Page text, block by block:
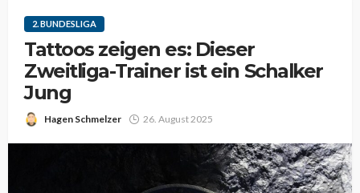
2. BUNDESLIGA
Tattoos zeigen es: Dieser
Zweitliga-Trainer ist ein Schalker
Jung
Hagen Schmelzer 26. August 2025